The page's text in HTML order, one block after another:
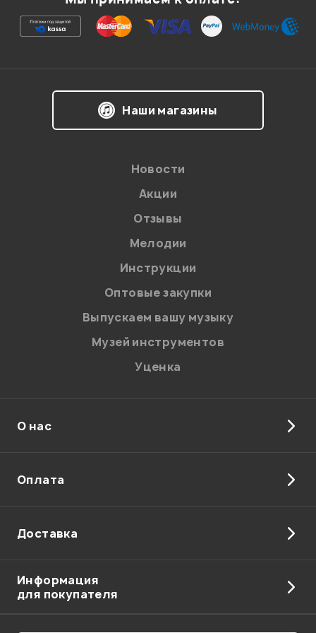
Ваша оценка:
на обработку персональных данных в
Политикой в отношении обработки
персональных данных.
Введите проверочное число:
Отправить
Наши магазины
Новости
Акции
Отзывы
Мелодии
Инструкции
Оптовые закупки
Выпускаем вашу музыку
Музей инструментов
Уценка
О нас
Оплата
Доставка
Информация
для покупателя